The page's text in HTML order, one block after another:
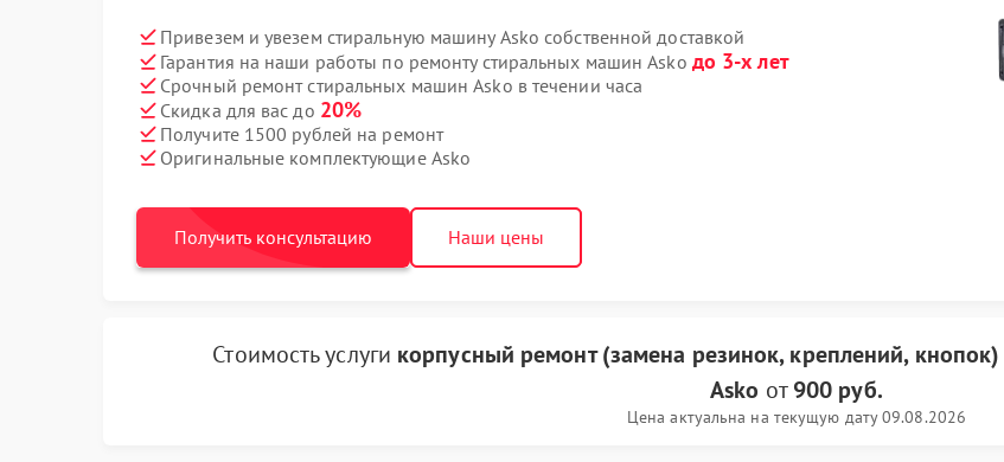
Привезем и увезем стиральную машину Asko собственной доставкой
Гарантия на наши работы по ремонту стиральных машин Asko до 3-х лет
Срочный ремонт стиральных машин Asko в течении часа
Скидка для вас до 20%
Получите 1500 рублей на ремонт
Оригинальные комплектующие Asko
Получить консультацию Наши цены
Стоимость услуги корпусный ремонт (замена резинок, креплений, кнопок)
Asko от900 руб.
Цена актуальна на текущую дату 09.08.2026